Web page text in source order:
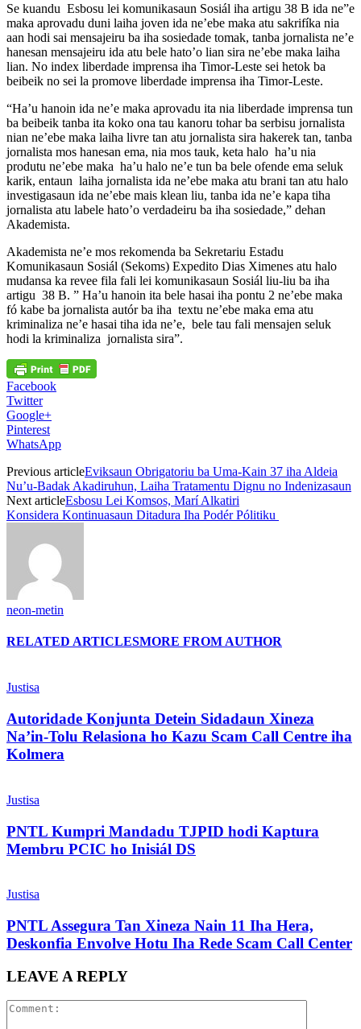
Se kuandu Esbosu lei komunikasaun Sosiál iha artigu 38 B ida ne”e
maka aprovadu duni laiha joven ida ne’ebe maka atu sakrifíka nia
aan hodi sai mensajeiru ba iha sosiedade tomak, tanba jornalista ne’e
hanesan mensajeiru ida atu bele hato’o lian sira ne’ebe maka laiha
lian. No index liberdade imprensa iha Timor-Leste sei hetok ba
beibeik no sei la promove liberdade imprensa iha Timor-Leste.
“Ha’u hanoin ida ne’e maka aprovadu ita nia liberdade imprensa tun
ba beibeik tanba ita koko ona tau kanoru tohar ba serbisu jornalista
nian ne’ebe maka laiha livre tan atu jornalista sira hakerek tan, tanba
jornalista mos hanesan ema, nia mos tauk, keta halo ha’u nia
produtu ne’ebe maka ha’u halo ne’e tun ba bele ofende ema seluk
karik, entaun laiha jornalista ida ne’ebe maka atu brani tan atu halo
investigasaun ida ne’ebe mais klean liu, tanba ida ne’e kapa tiha
jornalista atu labele hato’o verdadeiru ba iha sosiedade,” dehan
Akademista.
Akademista ne’e mos rekomenda ba Sekretariu Estadu
Komunikasaun Sosiál (Sekoms) Expedito Dias Ximenes atu halo
mudansa ka revee fila fali lei komunikasaun Sosiál liu-liu ba iha
artigu 38 B. ” Ha’u hanoin ita bele hasai iha pontu 2 ne’ebe maka
fó kabe ba jornalista autór ba iha textu ne’ebe maka ema atu
kriminaliza ne’e hasai tiha ida ne’e, bele tau fali mensajen seluk
hodi la kriminaliza jornalista sira”.
Facebook
Twitter
Google+
Pinterest
WhatsApp
Previous articleEviksaun Obrigatoriu ba Uma-Kain 37 iha Aldeia
Nu’u-Badak Akadiruhun, Laiha Tratamentu Dignu no Indenizasaun
Next articleEsbosu Lei Komsos, Marí Alkatiri
Konsidera Kontinuasaun Ditadura Iha Podér Pólitiku
neon-metin
RELATED ARTICLESMORE FROM AUTHOR
Justisa
Autoridade Konjunta Detein Sidadaun Xineza
Na’in-Tolu Relasiona ho Kazu Scam Call Centre iha
Kolmera
Justisa
PNTL Kumpri Mandadu TJPID hodi Kaptura
Membru PCIC ho Inisiál DS
Justisa
PNTL Assegura Tan Xineza Nain 11 Iha Hera,
Deskonfia Envolve Hotu Iha Rede Scam Call Center
LEAVE A REPLY